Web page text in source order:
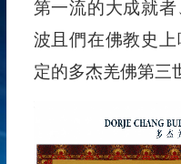
第一流的大成就
波且們在佛教史
定的多杰羌佛第三